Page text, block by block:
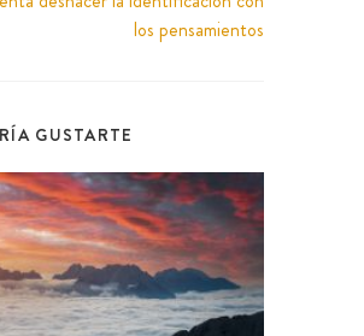
los pensamientos
GUSTARTE